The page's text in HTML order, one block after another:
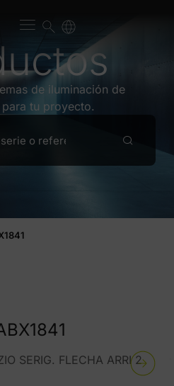
de iluminación de
tu proyecto.
SERIG. FLECHA ARRI 2